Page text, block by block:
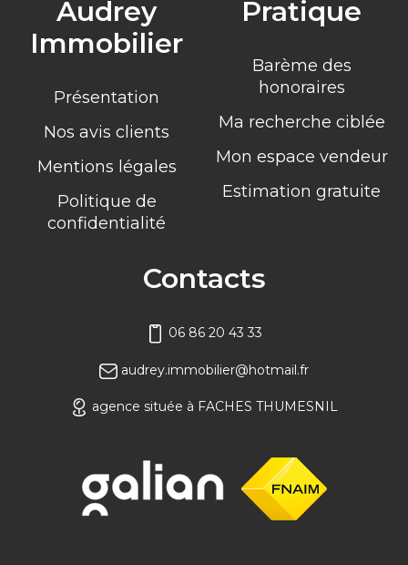
Audrey
Immobilier
Présentation
Nos avis clients
Mentions légales
Politique de
confidentialité
Pratique
Barème des
honoraires
Ma recherche ciblée
Mon espace vendeur
Estimation gratuite
Contacts
06 86 20 43 33
audrey.immobilier@hotmail.fr
agence située à FACHES THUMESNIL